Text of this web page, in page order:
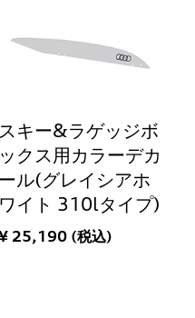
スキー&ラゲッジボ
ックス用カラーデカ
ール(グレイシアホ
ワイト 310lタイプ)
25,190 (税込)